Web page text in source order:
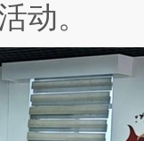
动。